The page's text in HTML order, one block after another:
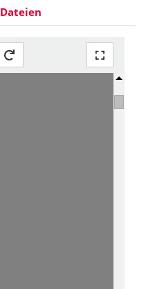
Dateien